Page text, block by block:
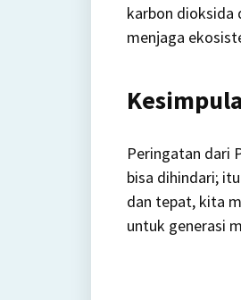
karbon dioksida
menjaga
Peringatan dari
bisa dihindari;
dan tepat, kita
untuk generasi